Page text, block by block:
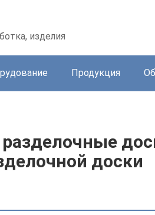
изделия
Продукция
доски